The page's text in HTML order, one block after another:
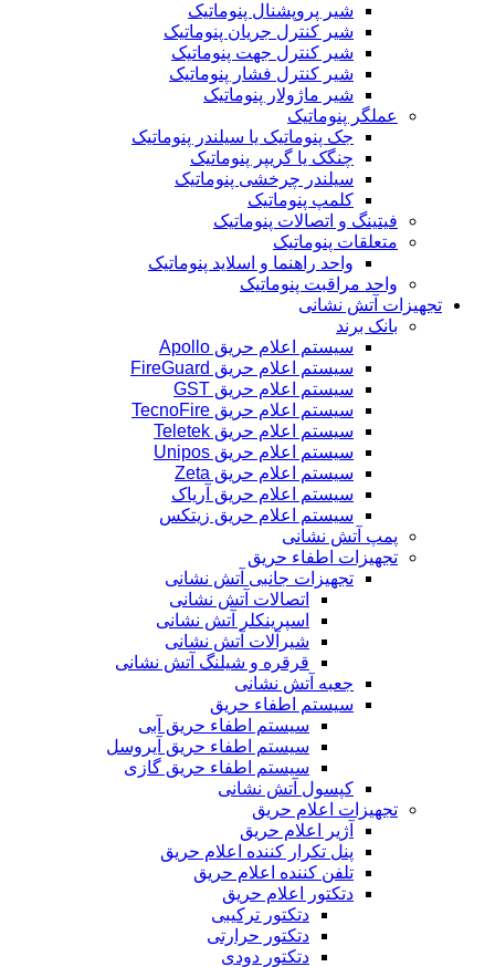
شیر پروپشنال پنوماتیک
شیر کنترل جریان پنوماتیک
شیر کنترل جهت پنوماتیک
شیر کنترل فشار پنوماتیک
شیر ماژولار پنوماتیک
عملگر پنوماتیک
جک پنوماتیک یا سیلندر پنوماتیک
چنگک یا گریپر پنوماتیک
سیلندر چرخشی پنوماتیک
کلمپ پنوماتیک
فیتینگ و اتصالات پنوماتیک
متعلقات پنوماتیک
واحد راهنما و اسلاید پنوماتیک
واحد مراقبت پنوماتیک
تجهیزات آتش نشانی
بانک برند
سیستم اعلام حریق Apollo
سیستم اعلام حریق FireGuard
سیستم اعلام حریق GST
سیستم اعلام حریق TecnoFire
سیستم اعلام حریق Teletek
سیستم اعلام حریق Unipos
سیستم اعلام حریق Zeta
سیستم اعلام حریق آریاک
سیستم اعلام حریق زیتکس
پمپ آتش نشانی
تجهیزات اطفاء حریق
تجهیزات جانبی آتش نشانی
اتصالات آتش نشانی
اسپرینکلر آتش نشانی
شیرآلات آتش نشانی
قرقره و شیلنگ آتش نشانی
جعبه آتش نشانی
سیستم اطفاء حریق
سیستم اطفاء حریق آبی
سیستم اطفاء حریق آیروسل
سیستم اطفاء حریق گازی
کپسول آتش نشانی
تجهیزات اعلام حریق
آژیر اعلام حریق
پنل تکرار کننده اعلام حریق
تلفن کننده اعلام حریق
دتکتور اعلام حریق
دتکتور ترکیبی
دتکتور حرارتی
دتکتور دودی